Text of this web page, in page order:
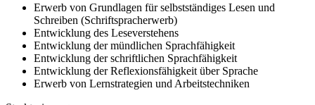
Erwerb von Grundlagen für selbstständiges Lesen und
Schreiben (Schriftspracherwerb)
Entwicklung des Leseverstehens
Entwicklung der mündlichen Sprachfähigkeit
Entwicklung der schriftlichen Sprachfähigkeit
Entwicklung der Reflexionsfähigkeit über Sprache
Erwerb von Lernstrategien und Arbeitstechniken